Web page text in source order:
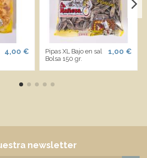
4,00 €
Pipas XL Bajo en sal
Bolsa 150 gr.
1,00 €
newsletter